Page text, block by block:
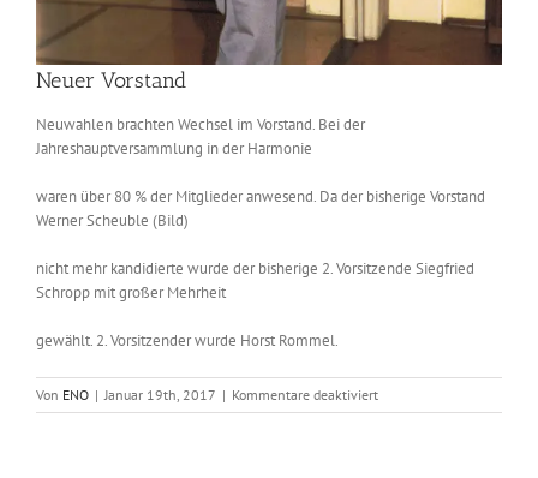
Neuer Vorstand
Neuwahlen brachten Wechsel im Vorstand. Bei der
Jahreshauptversammlung in der Harmonie
waren über 80 % der Mitglieder anwesend. Da der bisherige Vorstand
Werner Scheuble (Bild)
nicht mehr kandidierte wurde der bisherige 2. Vorsitzende Siegfried
Schropp mit großer Mehrheit
gewählt. 2. Vorsitzender wurde Horst Rommel.
Von ENO | Januar 19th, 2017 | Kommentare deaktiviertfür
Neuer